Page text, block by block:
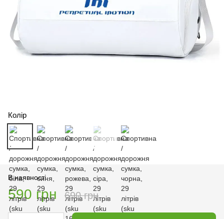
Колір
В наявності
590 грн 690 грн